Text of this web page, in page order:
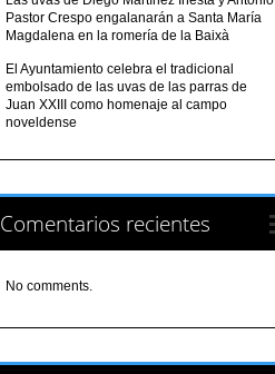
Pastor Crespo engalanarán a Santa María
Magdalena en la romería de la Baixà
El Ayuntamiento celebra el tradicional
embolsado de las uvas de las parras de
Juan XXIII como homenaje al campo
noveldense
Comentarios recientes
No comments.